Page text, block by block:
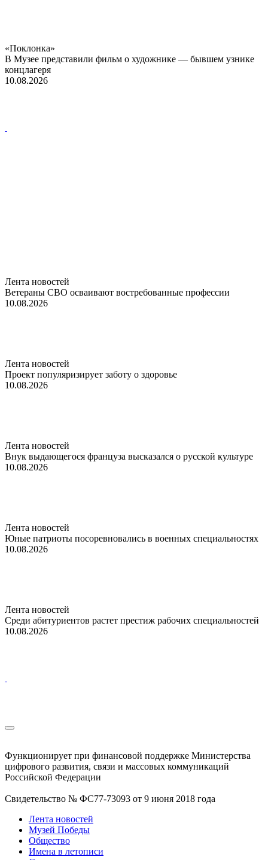
«Поклонка»
В Музее представили фильм о художнике — бывшем узнике
концлагеря
10.08.2026
Лента новостей
Ветераны СВО осваивают востребованные профессии
10.08.2026
Лента новостей
Проект популяризирует заботу о здоровье
10.08.2026
Лента новостей
Внук выдающегося француза высказался о русской культуре
10.08.2026
Лента новостей
Юные патриоты посоревновались в военных специальностях
10.08.2026
Лента новостей
Среди абитуриентов растет престиж рабочих специальностей
10.08.2026
Функционирует при финансовой поддержке Министерства
цифрового развития, связи и массовых коммуникаций
Российской Федерации
Свидетельство № ФС77-73093 от 9 июня 2018 года
Лента новостей
Музей Победы
Общество
Имена в летописи